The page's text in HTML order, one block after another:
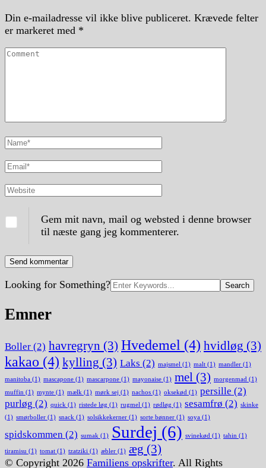
Din e-mailadresse vil ikke blive publiceret. Krævede felter
er markeret med *
Comment
Full
Email
Website
Gem mit navn, mail og websted i denne browser
til næste gang jeg kommenterer.
Search
Looking for Something?
Emner
Boller (2) havregryn (3) Hvedemel (4) hvidløg (3)
kakao (4) kylling (3) Laks (2) majsmel (1) malt (1) mandler (1)
manitoba (1) mascapone (1) mascarpone (1) mayonaise (1) mel (3) morgenmad (1)
muffin (1) mynte (1) mælk (1) mørk sej (1) nachos (1) oksekød (1) persille (2)
purløg (2) quick (1) ristede løg (1) rugmel (1) rødløg (1) sesamfrø (2) skinke
(1) smørboller (1) snack (1) solsikkekerner (1) sorte bønner (1) soya (1)
spidskommen (2) sumak (1) Surdej (6) svinekød (1) tahin (1)
tiramisu (1) tomat (1) tzatziki (1) æbler (1) æg (3)
© Copyright 2026 Familiens opskrifter. All Rights